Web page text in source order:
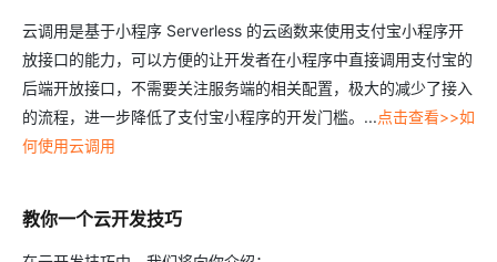
云调用是基于小程序 Serverless 的云函数来使用支付宝小程序开
放接口的能力，可以方便的让开发者在小程序中直接调用支付宝的
后端开放接口，不需要关注服务端的相关配置，极大的减少了接入
的流程，进一步降低了支付宝小程序的开发门槛。...点击查看>>如
何使用云调用
教你一个云开发技巧